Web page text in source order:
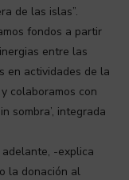
de las islas”.
fondos a partir
entre las
en actividades de la
colaboramos con
sombra’, integrada
-explica
la donación al